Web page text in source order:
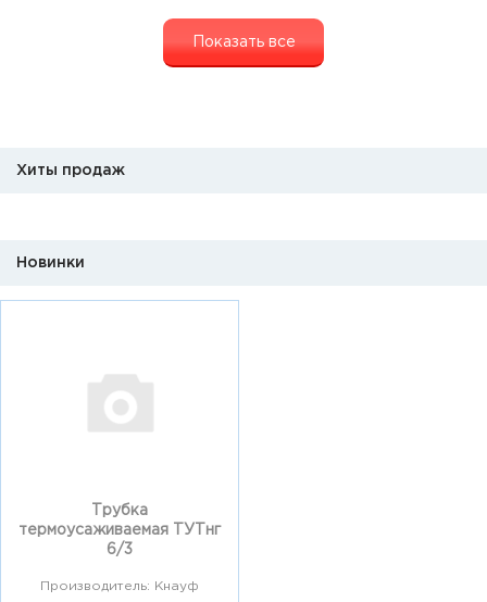
Показать все
Хиты продаж
Новинки
Трубка
термоусаживаемая ТУТнг
6/3
Производитель: Кнауф